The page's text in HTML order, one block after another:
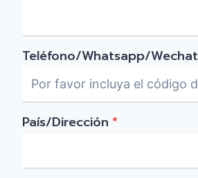
Teléfono/Whatsapp/Wechat
País/Dirección *